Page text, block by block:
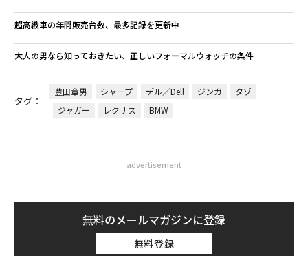
超高級車の年間販売台数、最多記録を更新中
大人の男なら知っておきたい、正しいフォーマルウォッチの条件
タグ：
豊田章男 シャープ デル／Dell ジンガ
タゾ
ジャガー
レクサス BMW
advertisement
無料のメールマガジンに登録
無料登録